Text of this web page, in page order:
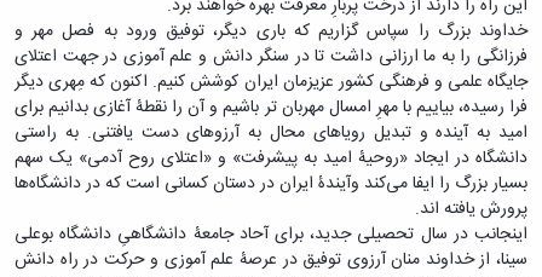
توسعه
مدیریت
و
پشتیبانی
معاونت
آموزشی
و
تحصیلات
تکمیلی
معاونت
دانشجویی
و
علوم
نفت
علوم
انسانی
هنر
و
معماری
دامپزشکی
علوم
(قدم
الآن)
Apply
Now
خداوند بزرگ را سپاس‌ گزاریم که باری دیگر، توفیق ورود به فصل مهر و
فرزانگی را به ما ارزانی داشت تا در سنگر دانش و علم‌ آموزی در جهت اعتلای
جایگاه علمی و فرهنگی کشور عزیزمان ایران کوشش کنیم. اکنون که مِهری دیگر
فرا رسیده، بیاییم با مهرِ امسال مهربان‌‌ تر باشیم و آن را نقطۀ آغازی بدانیم برای
امید به آینده و تبدیل رویاهای محال به آرزوهای دست‌ یافتنی. به‌ راستی
دانشگاه در ایجاد «روحیۀ امید به پیشرفت» و «اعتلای روح آدمی» یک سهم
بسیار بزرگ را ایفا می‌کند وآیندۀ ایران در دستان کسانی است که در دانشگاه‌ها
پرورش یافته‌ اند.
اینجانب در سال تحصیلی جدید، برای آحاد جامعۀ دانشگاهیِ دانشگاه بوعلی‌
سینا، از خداوند منان آرزوی توفیق در عرصۀ علم‌ آموزی و حرکت در راه دانش